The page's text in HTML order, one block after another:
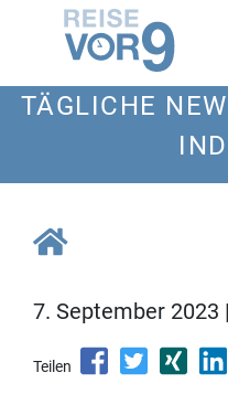
TÄGLICHE
7. September 2023
Teilen